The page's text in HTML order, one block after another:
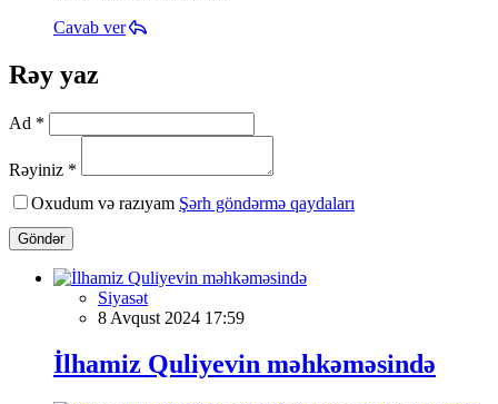
Cavab ver
Rəy yaz
Ad *
Rəyiniz *
Oxudum və razıyam Şərh göndərmə qaydaları
Göndər
Siyasət
8 Avqust 2024 17:59
İlhamiz Quliyevin məhkəməsində